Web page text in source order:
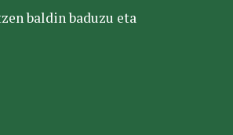
baldin baduzu eta